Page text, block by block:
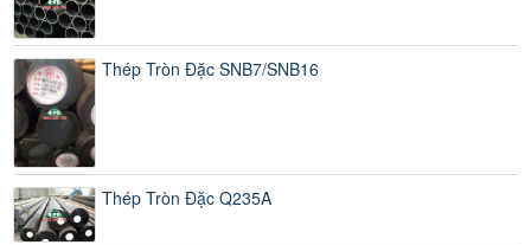
Thép Tròn Đặc SNB7/SNB16
Thép Tròn Đặc Q235A